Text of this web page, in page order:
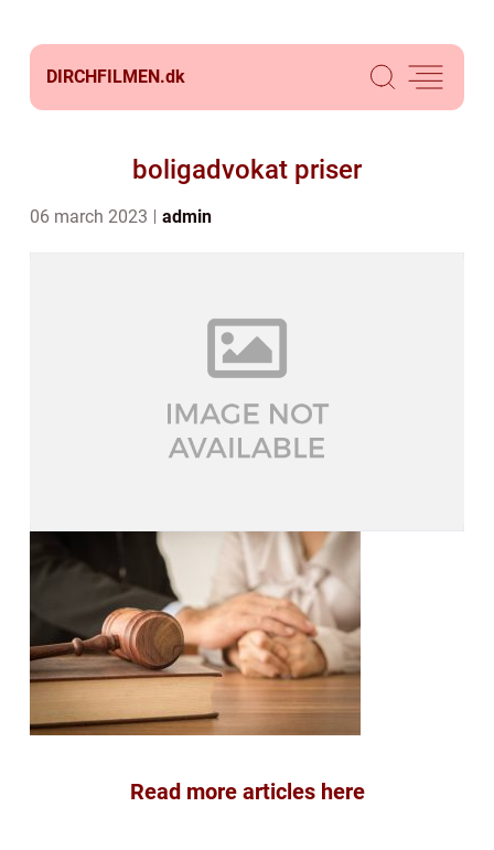
DIRCHFILMEN.dk
boligadvokat priser
06 march 2023 admin
Read more articles here